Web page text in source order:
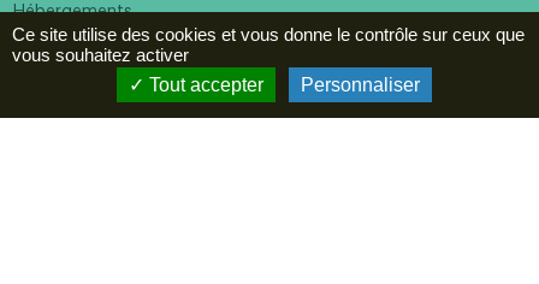
Hébergements
Restaurants
Agenda
ESPACE PRO
Ce site utilise des cookies et vous donne le contrôle sur ceux que
vous souhaitez activer
Tout accepter
Personnaliser